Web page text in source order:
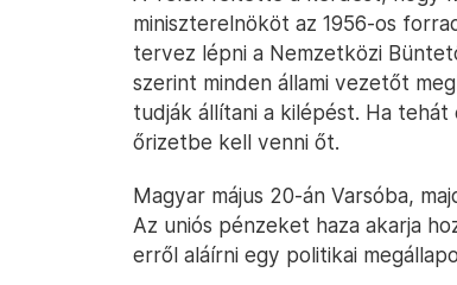
miniszterelnököt az 1956-os
tervez lépni a Nemzetközi
szerint minden állami vezetőt
tudják állítani a kilépést. Ha
őrizetbe kell venni őt.
Magyar május 20-án Varsóba,
Az uniós pénzeket haza akarja
erről aláírni egy politikai